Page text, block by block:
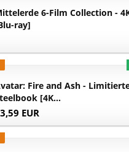
6-Film Collection -
ray]
Fire and Ash -
[4K...
EUR